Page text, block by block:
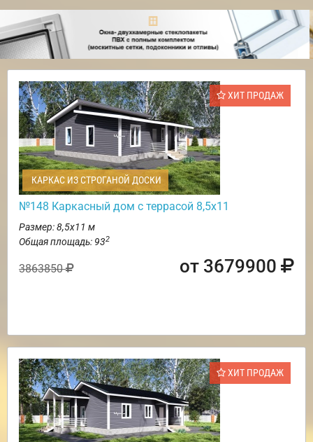
ХИТ ПРОДАЖ
КАРКАС ИЗ СТРОГАНОЙ ДОСКИ
№148 Каркасный дом с террасой 8,5х11
Размер: 8,5х11 м
Общая площадь: 932
3863850 от 3679900
ХИТ ПРОДАЖ